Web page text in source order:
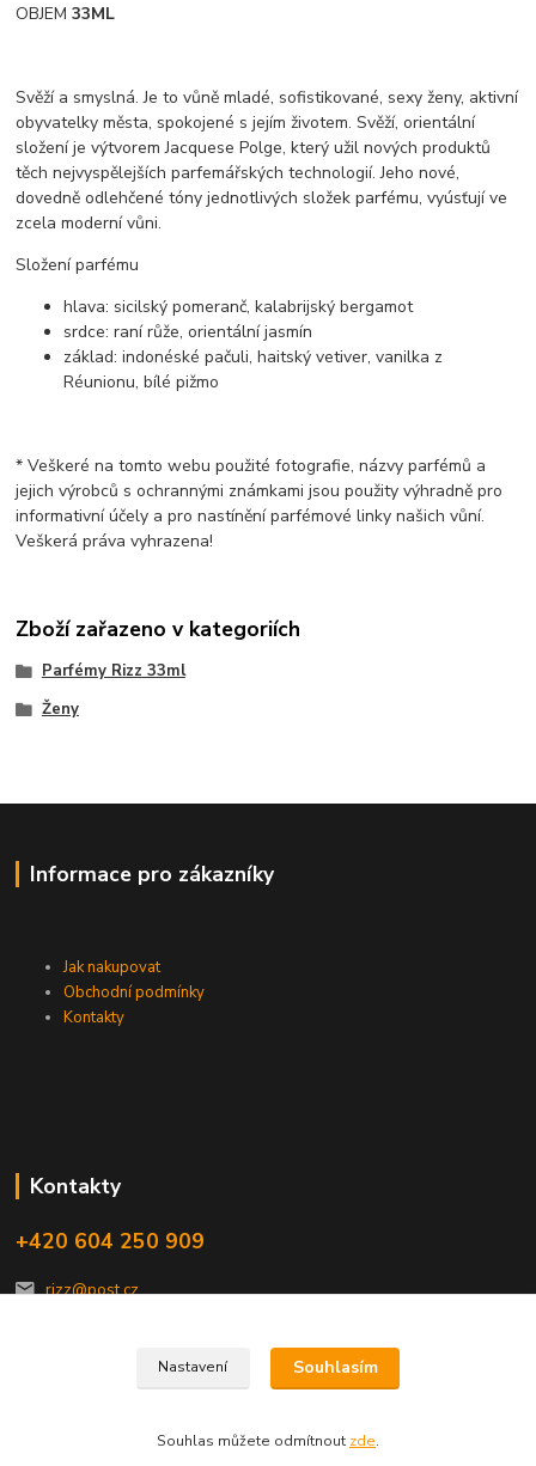
OBJEM 33ML
Svěží a smyslná. Je to vůně mladé, sofistikované, sexy ženy, aktivní
obyvatelky města, spokojené s jejím životem. Svěží, orientální
složení je výtvorem Jacquese Polge, který užil nových produktů
těch nejvyspělejších parfemářských technologií. Jeho nové,
dovedně odlehčené tóny jednotlivých složek parfému, vyúsťují ve
zcela moderní vůni.
Složení parfému
hlava: sicilský pomeranč, kalabrijský bergamot
srdce: raní růže, orientální jasmín
základ: indonéské pačuli, haitský vetiver, vanilka z
Réunionu, bílé pižmo
* Veškeré na tomto webu použité fotografie, názvy parfémů a
jejich výrobců s ochrannými známkami jsou použity výhradně pro
informativní účely a pro nastínění parfémové linky našich vůní.
Veškerá práva vyhrazena!
Zboží zařazeno v kategoriích
Parfémy Rizz 33ml
Ženy
Informace pro zákazníky
Jak nakupovat
Obchodní podmínky
Kontakty
Kontakty
+420 604 250 909
rizz@post.cz
Nastavení Souhlasím
Souhlas můžete odmítnout zde.